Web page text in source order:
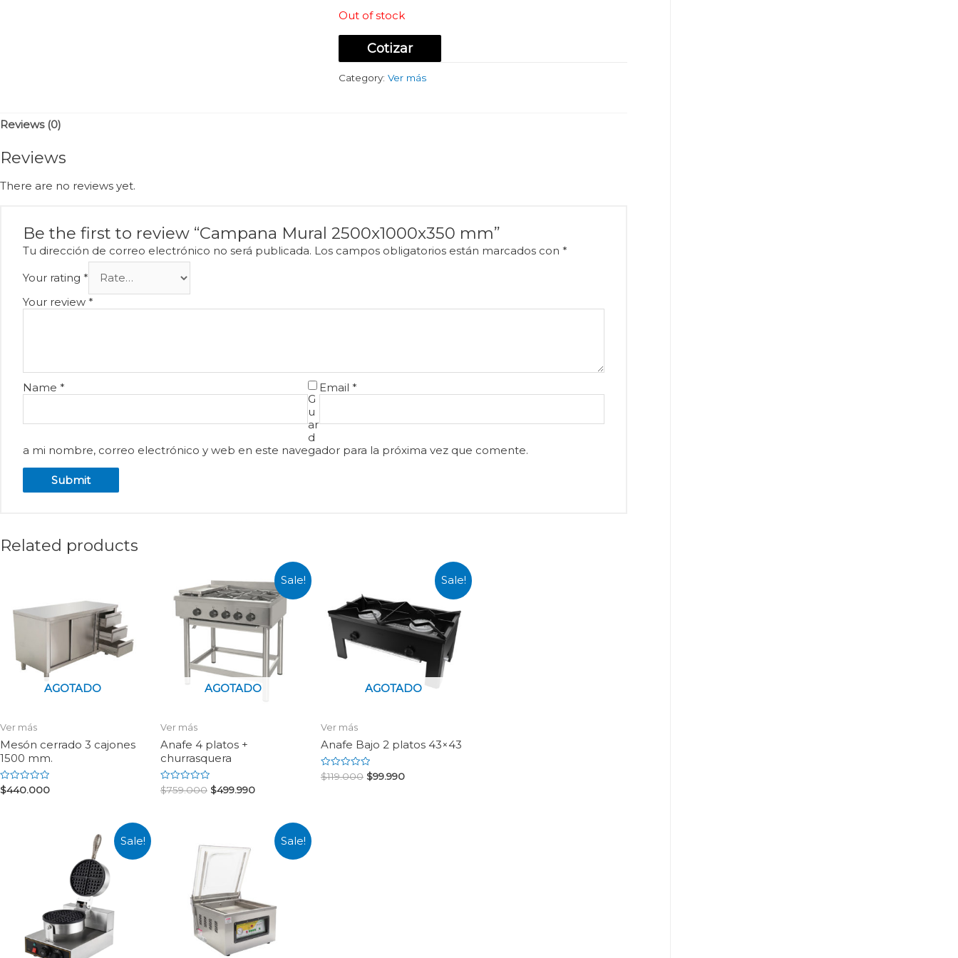
Out of stock
Cotizar
Category:Ver más
Reviews (0)
Reviews
There are no reviews yet.
Be the first to review “Campana Mural 2500x1000x350 mm”
Tu dirección de correo electrónico no será publicada. Los campos obligatorios están marcados con *
Your rating *
Your review *
Name * Email*
G
u
ar
d
a mi nombre, correo electrónico y web en este navegador para la próxima vez que comente.
Related products
AGOTADO
Ver más
Mesón cerrado 3 cajones
1500 mm.
Rated
0
$440.000
Sale!
AGOTADO
Ver más
Anafe 4 platos +
churrasquera
Rated
0
$759.000 $499.990
Sale!
AGOTADO
Ver más
Anafe Bajo 2 platos 43×43
Rated
0
$119.000 $99.990
Sale! Sale!